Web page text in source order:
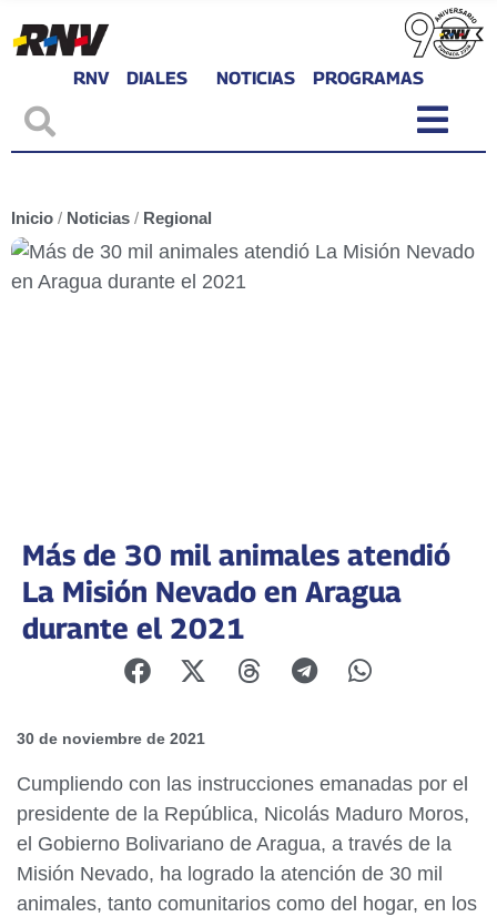
RNV DIALES NOTICIAS PROGRAMAS
Inicio / Noticias / Regional
Más de 30 mil animales atendió
La Misión Nevado en Aragua
durante el 2021
30 de noviembre de 2021
Cumpliendo con las instrucciones emanadas por el
presidente de la República, Nicolás Maduro Moros,
el Gobierno Bolivariano de Aragua, a través de la
Misión Nevado, ha logrado la atención de 30 mil
animales, tanto comunitarios como del hogar, en los